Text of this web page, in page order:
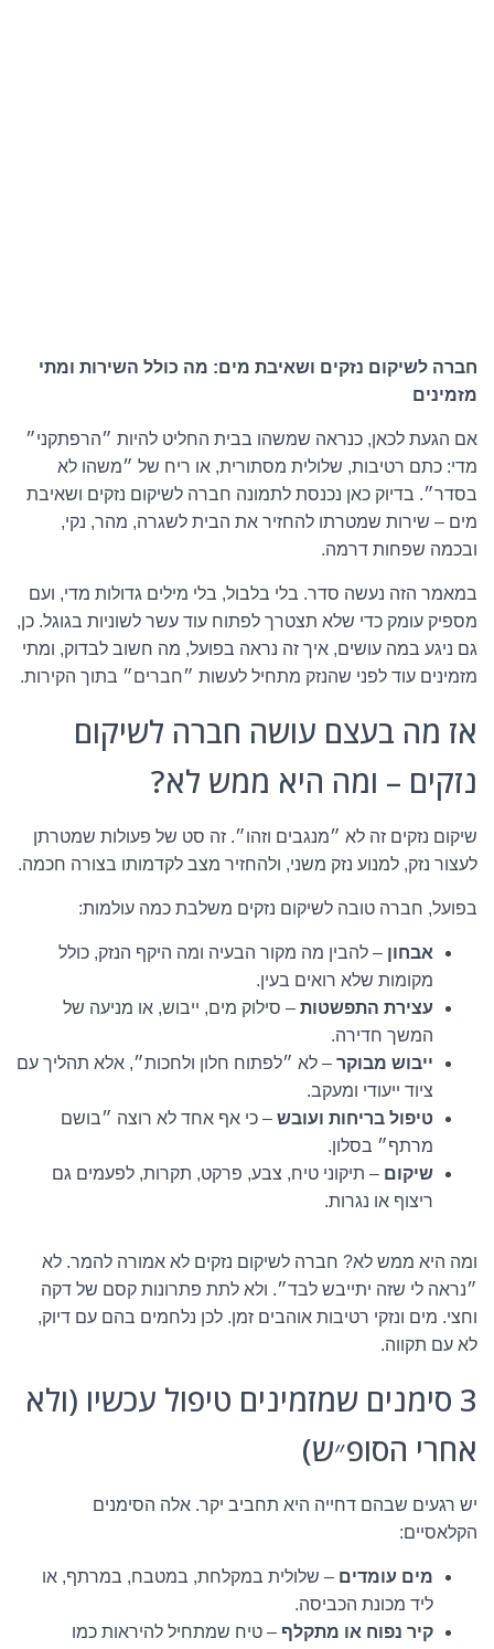
חברה לשיקום נזקים ושאיבת מים: מה כולל השירות ומתי
מזמינים
אם הגעת לכאן, כנראה שמשהו בבית החליט להיות ״הרפתקני״
מדי: כתם רטיבות, שלולית מסתורית, או ריח של ״משהו לא
בסדר״. בדיוק כאן נכנסת לתמונה חברה לשיקום נזקים ושאיבת
מים – שירות שמטרתו להחזיר את הבית לשגרה, מהר, נקי,
ובכמה שפחות דרמה.
במאמר הזה נעשה סדר. בלי בלבול, בלי מילים גדולות מדי, ועם
מספיק עומק כדי שלא תצטרך לפתוח עוד עשר לשוניות בגוגל. כן,
גם ניגע במה עושים, איך זה נראה בפועל, מה חשוב לבדוק, ומתי
מזמינים עוד לפני שהנזק מתחיל לעשות ״חברים״ בתוך הקירות.
אז מה בעצם עושה חברה לשיקום
נזקים – ומה היא ממש לא?
שיקום נזקים זה לא ״מנגבים וזהו״. זה סט של פעולות שמטרתן
לעצור נזק, למנוע נזק משני, ולהחזיר מצב לקדמותו בצורה חכמה.
בפועל, חברה טובה לשיקום נזקים משלבת כמה עולמות:
אבחון – להבין מה מקור הבעיה ומה היקף הנזק, כולל
מקומות שלא רואים בעין.
עצירת התפשטות – סילוק מים, ייבוש, או מניעה של
המשך חדירה.
ייבוש מבוקר – לא ״לפתוח חלון ולחכות״, אלא תהליך עם
ציוד ייעודי ומעקב.
טיפול בריחות ועובש – כי אף אחד לא רוצה ״בושם
מרתף״ בסלון.
שיקום – תיקוני טיח, צבע, פרקט, תקרות, לפעמים גם
ריצוף או נגרות.
ומה היא ממש לא? חברה לשיקום נזקים לא אמורה להמר. לא
״נראה לי שזה יתייבש לבד״. ולא לתת פתרונות קסם של דקה
וחצי. מים ונזקי רטיבות אוהבים זמן. לכן נלחמים בהם עם דיוק,
לא עם תקווה.
3 סימנים שמזמינים טיפול עכשיו (ולא
אחרי הסופ״ש)
יש רגעים שבהם דחייה היא תחביב יקר. אלה הסימנים
הקלאסיים:
מים עומדים – שלולית במקלחת, במטבח, במרתף, או
ליד מכונת הכביסה.
קיר נפוח או מתקלף – טיח שמתחיל להיראות כמו